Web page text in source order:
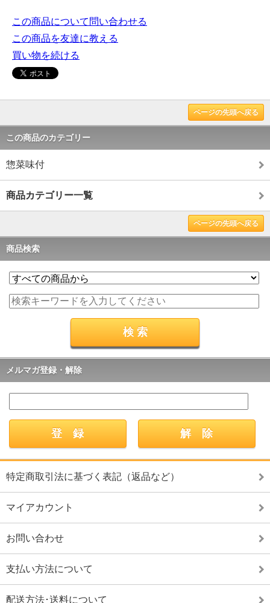
この商品について問い合わせる
この商品を友達に教える
買い物を続ける
ページの先頭へ戻る
この商品のカテゴリー
惣菜味付
商品カテゴリー一覧
ページの先頭へ戻る
商品検索
メルマガ登録・解除
特定商取引法に基づく表記（返品など）
マイアカウント
お問い合わせ
支払い方法について
配送方法･送料について